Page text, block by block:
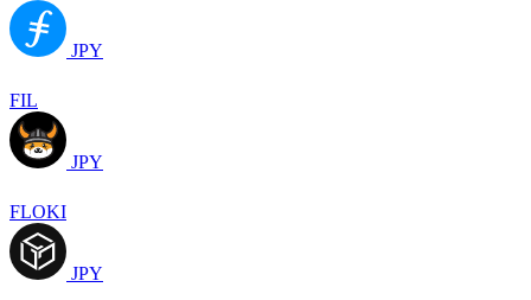
JPY
FIL
JPY
FLOKI
JPY